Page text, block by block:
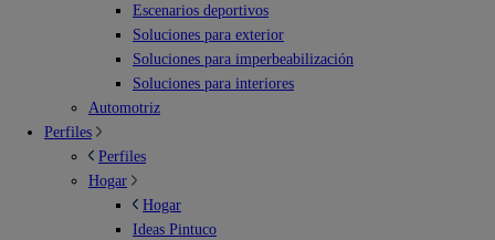
Escenarios deportivos
Soluciones para exterior
Soluciones para imperbeabilización
Soluciones para interiores
Automotriz
Perfiles
Perfiles
Hogar
Hogar
Ideas Pintuco